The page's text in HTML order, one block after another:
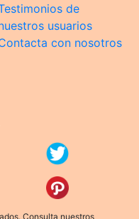
de
usuarios
con nosotros
Consulta nuestros